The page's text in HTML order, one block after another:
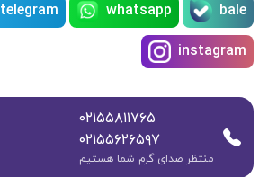
bale
whatsapp
telegram
instagram
۰۲۱۵۵۸۱۱۷۶۵
۰۲۱۵۵۶۲۶۵۹۷
منتظر صدای گرم شما هستیم